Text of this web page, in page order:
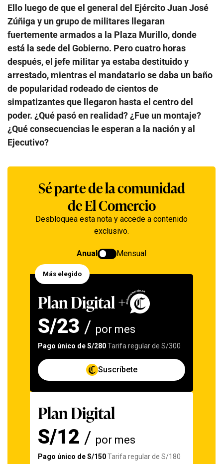
Ello luego de que el general del Ejército Juan José
Zúñiga y un grupo de militares llegaran
fuertemente armados a la Plaza Murillo, donde
está la sede del Gobierno. Pero cuatro horas
después, el jefe militar ya estaba destituido y
arrestado, mientras el mandatario se daba un baño
de popularidad rodeado de cientos de
simpatizantes que llegaron hasta el centro del
poder. ¿Qué pasó en realidad? ¿Fue un montaje?
¿Qué consecuencias le esperan a la nación y al
Ejecutivo?